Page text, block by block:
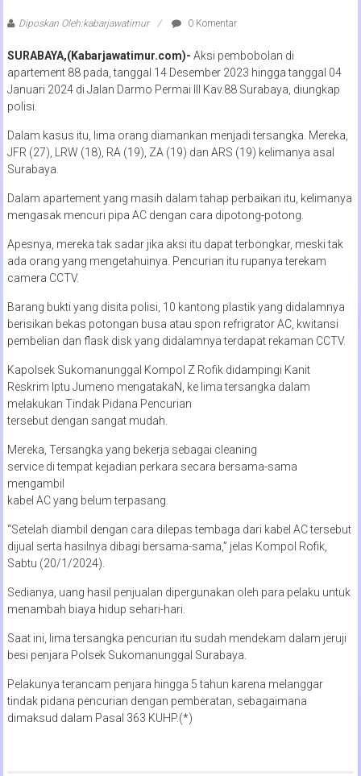
Diposkan Oleh:kabarjawatimur 0 Komentar
SURABAYA,(Kabarjawatimur.com)- Aksi pembobolan di
apartement 88 pada, tanggal 14 Desember 2023 hingga tanggal 04
Januari 2024 di Jalan Darmo Permai III Kav.88 Surabaya, diungkap
polisi.
Dalam kasus itu, lima orang diamankan menjadi tersangka. Mereka,
JFR (27), LRW (18), RA (19), ZA (19) dan ARS (19) kelimanya asal
Surabaya.
Dalam apartement yang masih dalam tahap perbaikan itu, kelimanya
mengasak mencuri pipa AC dengan cara dipotong-potong.
Apesnya, mereka tak sadar jika aksi itu dapat terbongkar, meski tak
ada orang yang mengetahuinya. Pencurian itu rupanya terekam
camera CCTV.
Barang bukti yang disita polisi, 10 kantong plastik yang didalamnya
berisikan bekas potongan busa atau spon refrigrator AC, kwitansi
pembelian dan flask disk yang didalamnya terdapat rekaman CCTV.
Kapolsek Sukomanunggal Kompol Z Rofik didampingi Kanit
Reskrim Iptu Jumeno mengatakaN, ke lima tersangka dalam
melakukan Tindak Pidana Pencurian
tersebut dengan sangat mudah.
Mereka, Tersangka yang bekerja sebagai cleaning
service di tempat kejadian perkara secara bersama-sama
mengambil
kabel AC yang belum terpasang.
“Setelah diambil dengan cara dilepas tembaga dari kabel AC tersebut
dijual serta hasilnya dibagi bersama-sama,” jelas Kompol Rofik,
Sabtu (20/1/2024).
Sedianya, uang hasil penjualan dipergunakan oleh para pelaku untuk
menambah biaya hidup sehari-hari.
Saat ini, lima tersangka pencurian itu sudah mendekam dalam jeruji
besi penjara Polsek Sukomanunggal Surabaya.
Pelakunya terancam penjara hingga 5 tahun karena melanggar
tindak pidana pencurian dengan pemberatan, sebagaimana
dimaksud dalam Pasal 363 KUHP.(*)